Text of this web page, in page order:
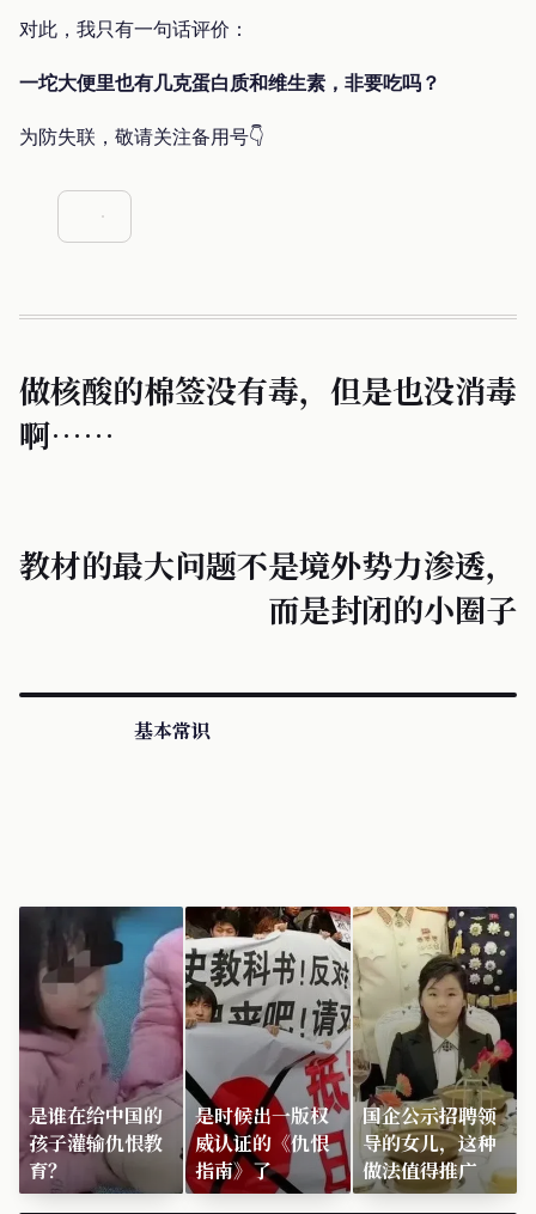
对此，我只有一句话评价：
一坨大便里也有几克蛋白质和维生素，非要吃吗？
为防失联，敬请关注备用号👇
做核酸的棉签没有毒，但是也没消毒
啊……
教材的最大问题不是境外势力渗透，
而是封闭的小圈子
基本常识
是谁在给中国的
孩子灌输仇恨教
育？
是时候出一版权
威认证的《仇恨
指南》了
国企公示招聘领
导的女儿，这种
做法值得推广